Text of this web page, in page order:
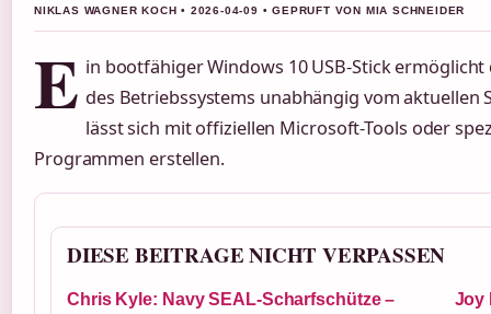
NIKLAS WAGNER KOCH • 2026-04-09 • GEPRUFT VON MIA SCHNEIDER
E in bootfähiger Windows 10 USB-Stick
des Betriebssystems unabhängig vom aktuellen
lässt sich mit offiziellen Microsoft-Tools oder
Programmen erstellen.
DIESE BEITRAGE NICHT VERPASSEN
Chris Kyle: Navy SEAL-Scharfschütze – Joy